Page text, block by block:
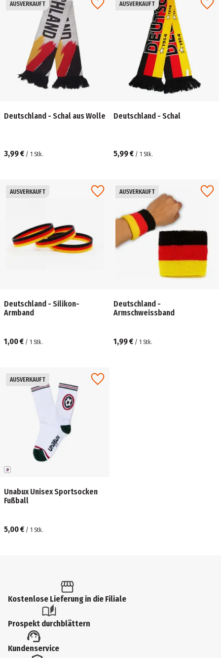
AUSVERKAUFT
Deutschland - Schal aus Wolle
3,99 € / 1 Stk.
AUSVERKAUFT
Deutschland - Schal
5,99 € / 1 Stk.
AUSVERKAUFT
Deutschland - Silikon-
Armband
1,00 € / 1 Stk.
AUSVERKAUFT
Deutschland -
Armschweissband
1,99 € / 1 Stk.
AUSVERKAUFT
Unabux Unisex Sportsocken
Fußball
5,00 € / 1 Stk.
Kostenlose Lieferung in die Filiale
Prospekt durchblättern
Kundenservice